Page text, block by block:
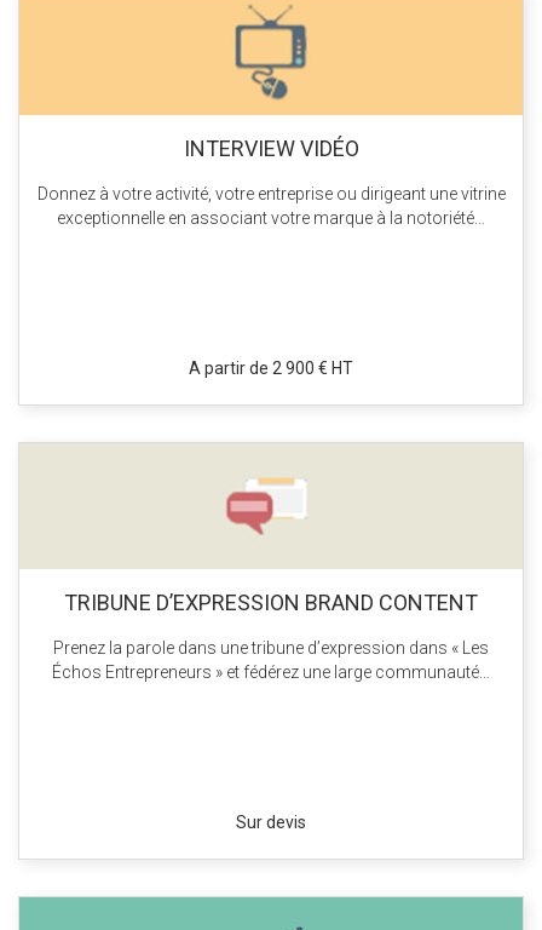
INTERVIEW VIDÉO
Donnez à votre activité, votre entreprise ou dirigeant une vitrine
exceptionnelle en associant votre marque à la notoriété...
A partir de 2 900 € HT
TRIBUNE D’EXPRESSION BRAND CONTENT
Prenez la parole dans une tribune d’expression dans « Les
Échos Entrepreneurs » et fédérez une large communauté…
Sur devis